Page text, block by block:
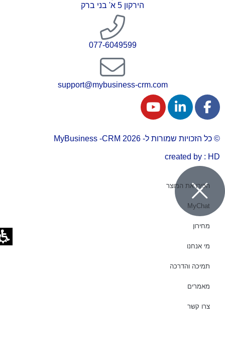
הירקון 5 א' בני ברק
077-6049599
support@mybusiness-crm.com
© כל הזכויות שמורות ל- 2026 MyBusiness -CRM
created by : HD
הכירו את המוצר
MyChat
מחירון
מי אנחנו
תמיכה והדרכה
מאמרים
צרו קשר